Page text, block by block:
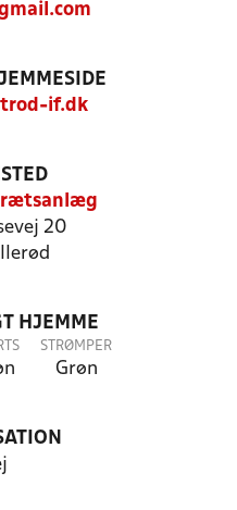
if.dk
20
HJEMME
STRØMPER
Grøn